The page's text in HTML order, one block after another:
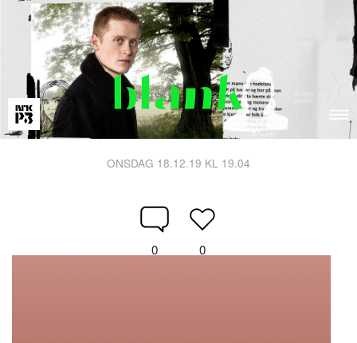
ONSDAG 18.12.19 KL 19.04
0 0